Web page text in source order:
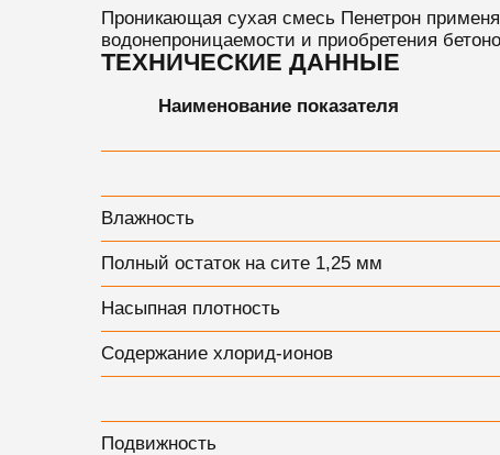
Проникающая сухая смесь Пенетрон
водонепроницаемости и приобретения
ТЕХНИЧЕСКИЕ ДАННЫЕ
Наименование показателя
Влажность
Полный остаток на сите 1,25 мм
Насыпная плотность
Содержание хлорид-ионов
Подвижность